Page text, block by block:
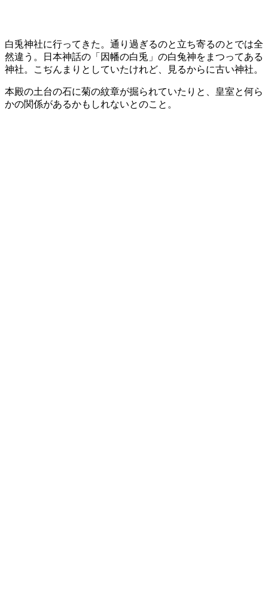
白兎神社に行ってきた。通り過ぎるのと立ち寄るのとでは全
然違う。日本神話の「因幡の白兎」の白兔神をまつってある
神社。こぢんまりとしていたけれど、見るからに古い神社。
本殿の土台の石に菊の紋章が掘られていたりと、皇室と何ら
かの関係があるかもしれないとのこと。